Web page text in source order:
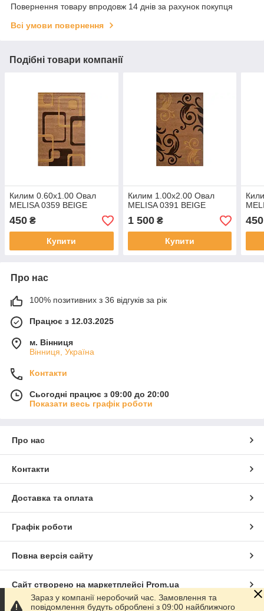
Повернення товару впродовж 14 днів за рахунок покупця
Всі умови повернення
Подібні товари компанії
Килим 0.60х1.00 Овал
MELISA 0359 BEIGE
450 ₴
Купити
Килим 1.00х2.00 Овал
MELISA 0391 BEIGE
1 500₴
Купити
450
Про нас
100% позитивних з 36 відгуків за рік
Працює з 12.03.2025
м. Вінниця
Вінниця, Україна
Контакти
Сьогодні працює з 09:00 до 20:00
Показати весь графік роботи
Про нас
Контакти
Доставка та оплата
Графік роботи
Повна версія сайту
Сайт створено на маркетплейсі Prom.ua
Зараз у компанії неробочий час. Замовлення та
повідомлення будуть оброблені з 09:00 найближчого